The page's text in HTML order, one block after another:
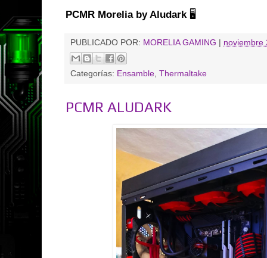
PCMR Morelia by Aludark🖥️
PUBLICADO POR: MORELIA GAMING noviembre
Categorías: Ensamble Thermaltake
PCMR ALUDARK